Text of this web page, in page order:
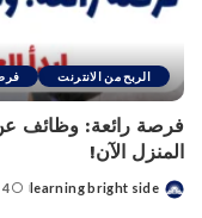
الربح من الانترنت
فرصة رائعة: وظائف
المنزل الآن!
Posted
learning bright side
4 Min Read